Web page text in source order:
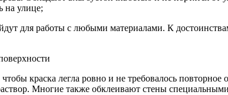
на улице;
для работы с любыми материалами. К
краска легла ровно и не требовалось повторное
Многие также обклеивают стены